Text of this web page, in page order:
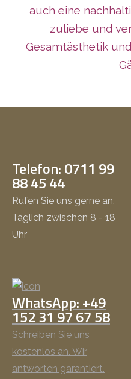
auch eine
zuliebe und
Gesamtästhetik
Telefon: 0711 99
88 45 44
Rufen Sie uns gerne an.
Täglich zwischen 8 - 18
Uhr
WhatsApp: +49
152 31 97 67 58
Schreiben Sie uns
kostenlos an. Wir
antworten garantiert.